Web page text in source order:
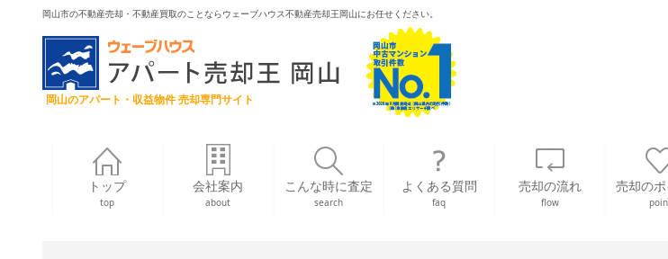
岡山市の不動産売却・不動産買取のことならウェーブハウス不動産売却王岡山にお任せください。
岡山のアパート・収益物件 売却専門サイト
トップ
top
会社案内
about
こんな時に査定
search
よくある質問
faq
売却の流れ
flow
売却の